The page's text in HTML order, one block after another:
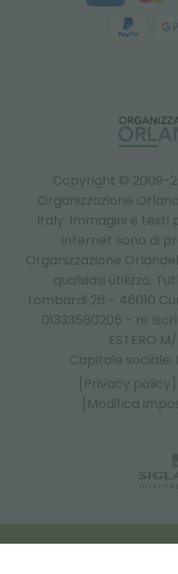
Copyright © 2009-
Organizzazione
Italy. Immagini e testi
internet sono di
Organizzazione
qualsiasi utilizzo.
Lombardi 26 - 46010
01333580205 - nr
ESTERO
Capitale sociale:
[Privacy policy]
[Modifica